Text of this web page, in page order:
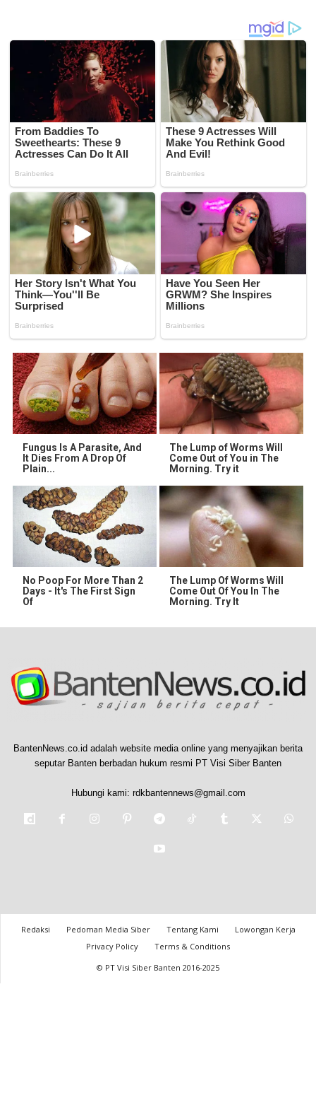
Fungus Is A Parasite, And
It Dies From A Drop Of
Plain...
The Lump of Worms Will
Come Out of You in The
Morning. Try it
No Poop For More Than 2
Days - It's The First Sign
Of
The Lump Of Worms Will
Come Out Of You In The
Morning. Try It
BantenNews.co.id adalah website media online yang menyajikan berita
seputar Banten berbadan hukum resmi PT Visi Siber Banten
Hubungi kami: rdkbantennews@gmail.com
Redaksi Pedoman Media Siber Tentang Kami
Lowongan Kerja
Privacy Policy
Terms & Conditions
© PT Visi Siber Banten 2016-2025